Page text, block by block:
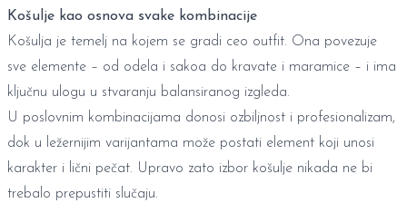
Košulje kao osnova svake kombinacije
Košulja je temelj na kojem se gradi ceo outfit. Ona povezuje
sve elemente – od odela i sakoa do kravate i maramice – i ima
ključnu ulogu u stvaranju balansiranog izgleda.
U poslovnim kombinacijama donosi ozbiljnost i profesionalizam,
dok u ležernijim varijantama može postati element koji unosi
karakter i lični pečat. Upravo zato izbor košulje nikada ne bi
trebalo prepustiti slučaju.